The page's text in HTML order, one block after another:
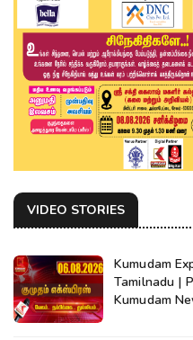
VIDEO STORIES
Kumudam
Tamilnadu |
Kumudam